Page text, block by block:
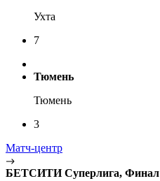
Ухта
7
Тюмень
Тюмень
3
Матч-центр
БЕТСИТИ Суперлига, Финал